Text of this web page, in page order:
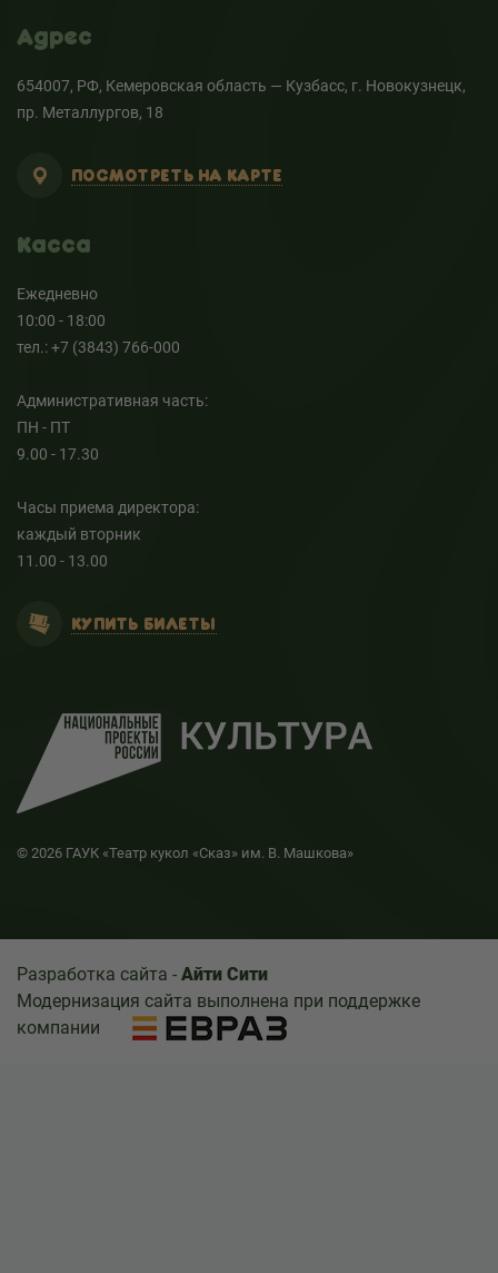
Адрес
654007, РФ, Кемеровская область — Кузбасс, г. Новокузнецк,
пр. Металлургов, 18
ПОСМОТРЕТЬ НА КАРТЕ
Касса
Ежедневно
10:00 - 18:00
тел.: +7 (3843) 766-000
Административная часть:
ПН - ПТ
9.00 - 17.30
Часы приема директора:
каждый вторник
11.00 - 13.00
КУПИТЬ БИЛЕТЫ
© 2026 ГАУК «Театр кукол «Сказ» им. В. Машкова»
Разработка сайта - Айти Сити
Модернизация сайта выполнена при поддержке
компании